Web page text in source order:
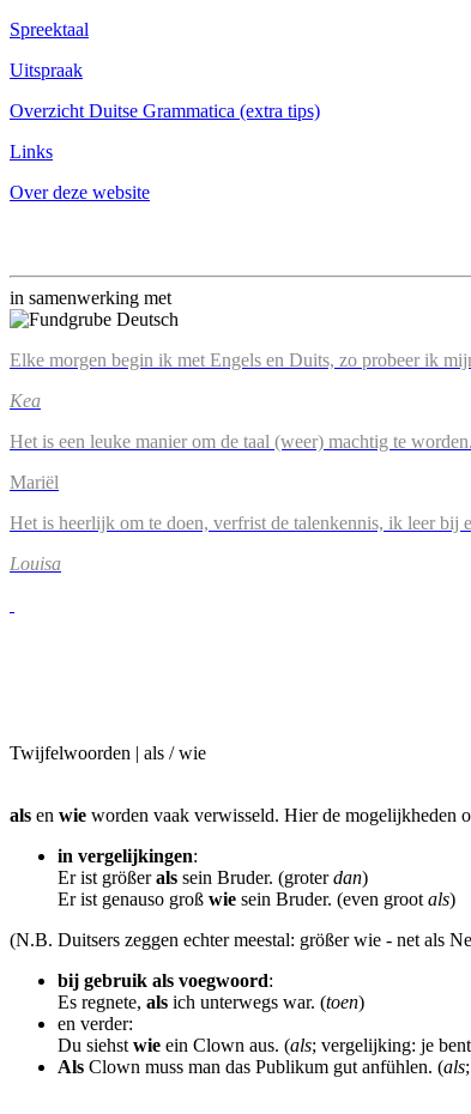
Spreektaal
Uitspraak
Overzicht Duitse Grammatica (extra tips)
Links
Over deze website
in samenwerking met
Elke morgen begin ik met Engels en Duits, zo probeer ik
Kea
Het is een leuke manier om de taal (weer) machtig te worden.
Mariël
Het is heerlijk om te doen, verfrist de talenkennis, ik leer bij
Louisa
Twijfelwoorden | als / wie
als en wie worden vaak verwisseld. Hier de mogelijkheden
in vergelijkingen:
Er ist größerals sein Bruder. (groterdan)
Er ist genauso groß wie sein Bruder. (even groot als)
(N.B. Duitsers zeggen echter meestal: größer wie - net als
bij gebruik als voegwoord:
Es regnete, als ich unterwegs war. (toen)
en verder:
Du siehst wie ein Clown aus. (als; vergelijking: je bent
Als Clown muss man das Publikum gut anfühlen. (als